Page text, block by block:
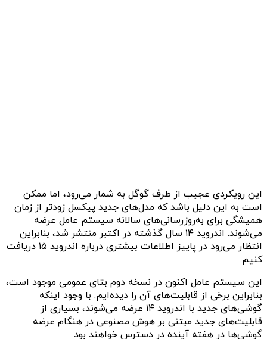
این رویکردی عجیب از طرف گوگل به شمار می‌رود، اما ممکن
است به این دلیل باشد که مدل‌های جدید پیکسل زودتر از زمان
همیشگی برای به‌روزرسانی‌های سالانه سیستم عامل عرضه
می‌شوند. اندروید ۱۴ سال گذشته در اکتبر منتشر شد، بنابراین
انتظار می‌رود در پاییز اطلاعات بیشتری درباره اندروید ۱۵ دریافت
کنیم.
این سیستم عامل اکنون در نسخه دوم بتای عمومی موجود است،
بنابراین برخی از قابلیت‌های آن را دیده‌ایم. با وجود اینکه
گوشی‌های جدید با اندروید ۱۴ عرضه می‌شوند، بسیاری از
قابلیت‌های جدید مبتنی بر هوش مصنوعی در هنگام عرضه
گوشی‌ها در هفته آینده در دسترس خواهند بود.